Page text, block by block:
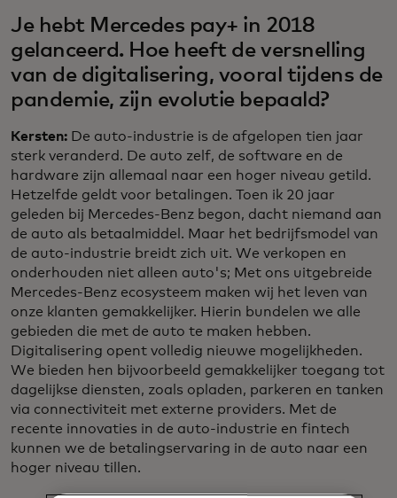
Je hebt Mercedes pay+ in 2018
gelanceerd. Hoe heeft de versnelling
van de digitalisering, vooral tijdens de
pandemie, zijn evolutie bepaald?
Kersten: De auto-industrie is de afgelopen tien jaar
sterk veranderd. De auto zelf, de software en de
hardware zijn allemaal naar een hoger niveau getild.
Hetzelfde geldt voor betalingen. Toen ik 20 jaar
geleden bij Mercedes-Benz begon, dacht niemand aan
de auto als betaalmiddel. Maar het bedrijfsmodel van
de auto-industrie breidt zich uit. We verkopen en
onderhouden niet alleen auto's; Met ons uitgebreide
Mercedes-Benz ecosysteem maken wij het leven van
onze klanten gemakkelijker. Hierin bundelen we alle
gebieden die met de auto te maken hebben.
Digitalisering opent volledig nieuwe mogelijkheden.
We bieden hen bijvoorbeeld gemakkelijker toegang tot
dagelijkse diensten, zoals opladen, parkeren en tanken
via connectiviteit met externe providers. Met de
recente innovaties in de auto-industrie en fintech
kunnen we de betalingservaring in de auto naar een
hoger niveau tillen.